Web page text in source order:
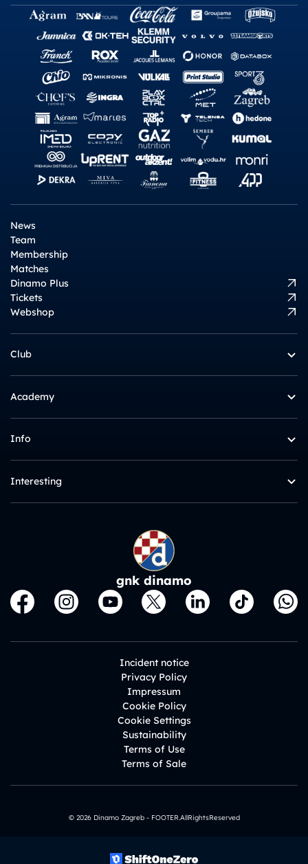
News
Team
Membership
Matches
Dinamo Plus
Tickets
Webshop
Club
Academy
Info
Interesting
gnk dinamo
Incident notice
Privacy Policy
Impressum
Cookie Policy
Cookie Settings
Sustainability
Terms of Use
Terms of Sale
© 2026 Dinamo Zagreb - FOOTER.AllRightsReserved